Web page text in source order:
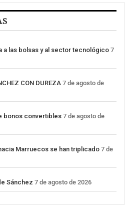
a las bolsas y al sector tecnológico 7
CON DUREZA 7 de agosto de
bonos convertibles 7 de agosto de
Marruecos se han triplicado 7 de
Sánchez 7 de agosto de 2026